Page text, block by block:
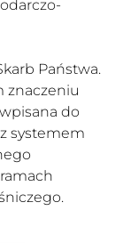
Państwa.
znaczeniu
do
systemem